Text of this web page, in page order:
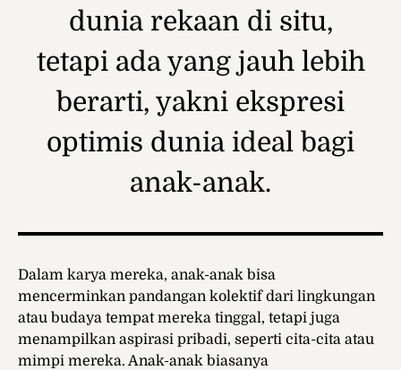
dunia rekaan di situ,
tetapi ada yang jauh lebih
berarti, yakni ekspresi
optimis dunia ideal bagi
anak-anak.
Dalam karya mereka, anak-anak bisa
mencerminkan pandangan kolektif dari lingkungan
atau budaya tempat mereka tinggal, tetapi juga
menampilkan aspirasi pribadi, seperti cita-cita atau
mimpi mereka. Anak-anak biasanya